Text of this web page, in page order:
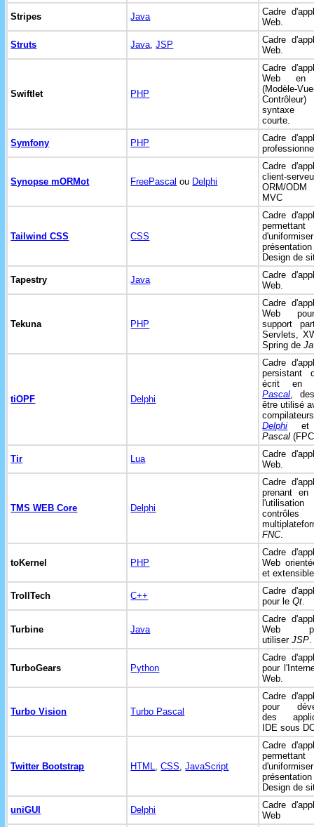
Stripes Java
Cadre
Web.
Struts Java,JSP
Cadre
Web.
Swiftlet PHP
Cadre
Web
(Modèle-
courte.
Symfony PHP
Cadre
Synopse mORMot FreePascal ou Delphi
Cadre
client-
ORM/
MVC
Tailwind CSS CSS
Cadre
permettant
Design de
Tapestry Java
Cadre
Web.
Tekuna PHP
Cadre
Web
support
Servlets,
Spring de
tiOPF Delphi
Cadre
persistant
écrit
Pascal,
être utilisé
compilateurs
Delphi
Pascal
Tir Lua
Cadre
Web.
TMS WEB Core Delphi
Cadre
prenant en
contrôles
FNC.
toKernel PHP
Cadre
Web
et
TrollTech C++
Cadre
pour leQt.
Turbine Java
Cadre
Web
utiliserJSP.
TurboGears Python
Cadre
pour
Web.
Turbo Vision Turbo Pascal
Cadre
pour
des
IDE sous
Twitter Bootstrap HTML,CSS,JavaScript
Cadre
permettant
Design de
uniGUI Delphi
Cadre
Web